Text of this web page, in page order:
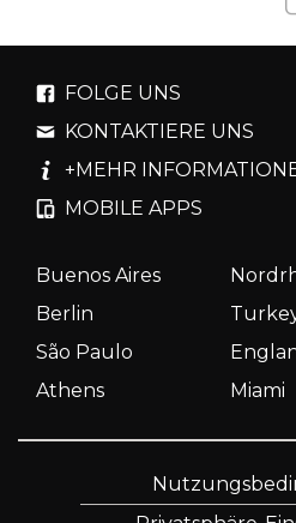
FOLGE UNS
KONTAKTIERE UNS
+MEHR
MOBILE APPS
Buenos Aires
Berlin
São Paulo
Athens
Miami